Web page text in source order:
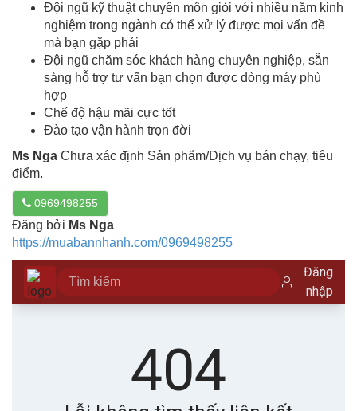
Đội ngũ kỹ thuật chuyên môn giỏi với nhiều năm kinh
nghiệm trong ngành có thể xử lý được mọi vấn đề
mà bạn gặp phải
Đội ngũ chăm sóc khách hàng chuyên nghiệp, sẵn
sàng hỗ trợ tư vấn bạn chọn được dòng máy phù
hợp
Chế độ hậu mãi cực tốt
Đào tạo vận hành trọn đời
Ms Nga Chưa xác định Sản phẩm/Dịch vụ bán chạy, tiêu
điểm.
0969498255
Đăng bởi Ms Nga
https://muabannhanh.com/0969498255